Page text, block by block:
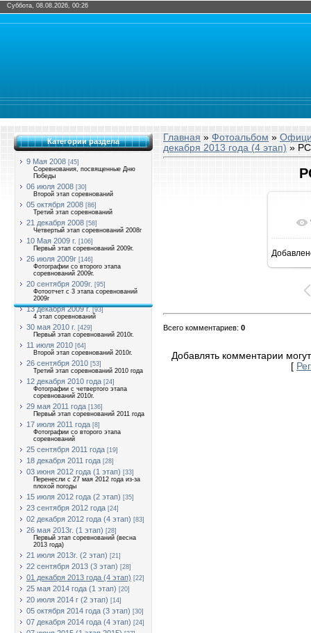
Суббота, 08.08.2026, 00:26
Категории раздела
9 Мая 2008 [45]
Соревнования, посвященные Дню
Победы
06 июля 2008 [30]
Второй этап соревнований
05 октября 2008 [86]
Третий этап соревнований
21 декабря 2008 [58]
Четвертый этап соревнований 2008г
10 Мая 2009 г. [106]
Первый этап соревнований 2009г.
26 июля 2009г [146]
Фотографии со второго этапа
соревнований 2009г.
20 сентября 2009г. [95]
Фотоотчет с 3 этапа соревнований
2009г
13 декабря 2009 г. [93]
4 этап соревнований
30 мая 2010 г. [429]
Первый этап соревнований 2010г.
11 июля 2010 [64]
Второй этап соревнований 2010г.
26 сентября 2010 [53]
Третий этап соревнований 2010 года
12 декабря 2010 года [24]
Фотографии с четвертого этапа
соревнований 2010г.
29 мая 2011 года [136]
Первый этап соревнований 2011 года
17 июля 2011 года [8]
Фотографии со второго этапа
соревнований
25 сентября 2011 года [19]
18 декабря 2011 года [28]
03 июня 2012 года (1 этап) [33]
Перенесли с 27 мая 2012 года из-за
плохой погоды
15 июля 2012 года (2 этап) [35]
23 сентября 2012 года [24]
02 декабря 2012 года (4 этап) [83]
26 мая 2013г. (1 этап) [28]
Первый этап соревнований (весна
2013 года)
21 июля 2013г. (2 этап) [21]
22 сентября 2013 (3 этап) [28]
01 декабря 2013 года (4 этап) [22]
25 мая 2014 года (1 этап) [20]
20 июля 2014 г (2 этап) [14]
05 октября 2014 года (3 этап) [30]
07 декабря 2014 года (4 этап) [24]
Главная » Фотоальбом »
декабря 2013 года (4 этап) »
Всего комментариев: 0
Добавлять комментарии
[